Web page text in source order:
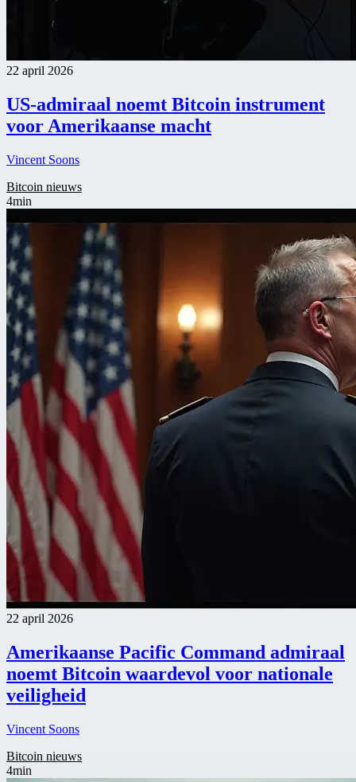
22 april 2026
US-admiraal noemt Bitcoin instrument
voor Amerikaanse macht
Vincent Soons
Bitcoin nieuws
4min
22 april 2026
Amerikaanse Pacific Command admiraal
noemt Bitcoin waardevol voor nationale
veiligheid
Vincent Soons
Bitcoin nieuws
4min